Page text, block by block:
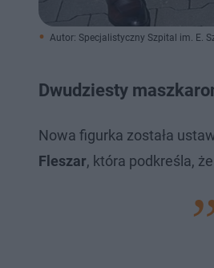
Autor: Specjalistyczny Szpital im. E.
Dwudziesty
Nowa figurka została
Fleszar, która podkreśla,